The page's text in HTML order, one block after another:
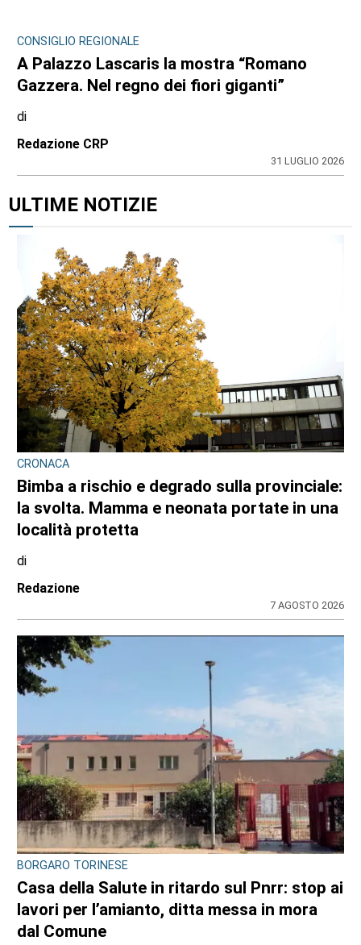
CONSIGLIO REGIONALE
A Palazzo Lascaris la mostra “Romano
Gazzera. Nel regno dei fiori giganti”
di
Redazione CRP
31 LUGLIO 2026
ULTIME NOTIZIE
CRONACA
Bimba a rischio e degrado sulla provinciale:
la svolta. Mamma e neonata portate in una
località protetta
di
Redazione
7 AGOSTO 2026
BORGARO TORINESE
Casa della Salute in ritardo sul Pnrr: stop ai
lavori per l’amianto, ditta messa in mora
dal Comune